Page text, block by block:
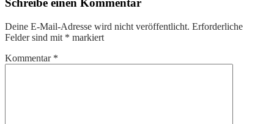
Schreibe einen Kommentar
Deine E-Mail-Adresse wird nicht veröffentlicht. Erforderliche
Felder sind mit * markiert
Kommentar *